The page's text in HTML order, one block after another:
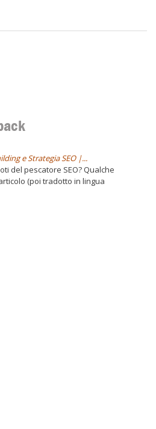
e Strategia SEO |...
del pescatore SEO? Qualche
(poi tradotto in lingua